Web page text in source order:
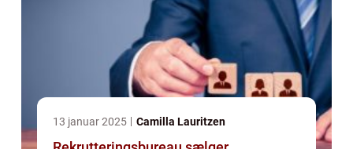
13 januar 2025 Camilla Lauritzen